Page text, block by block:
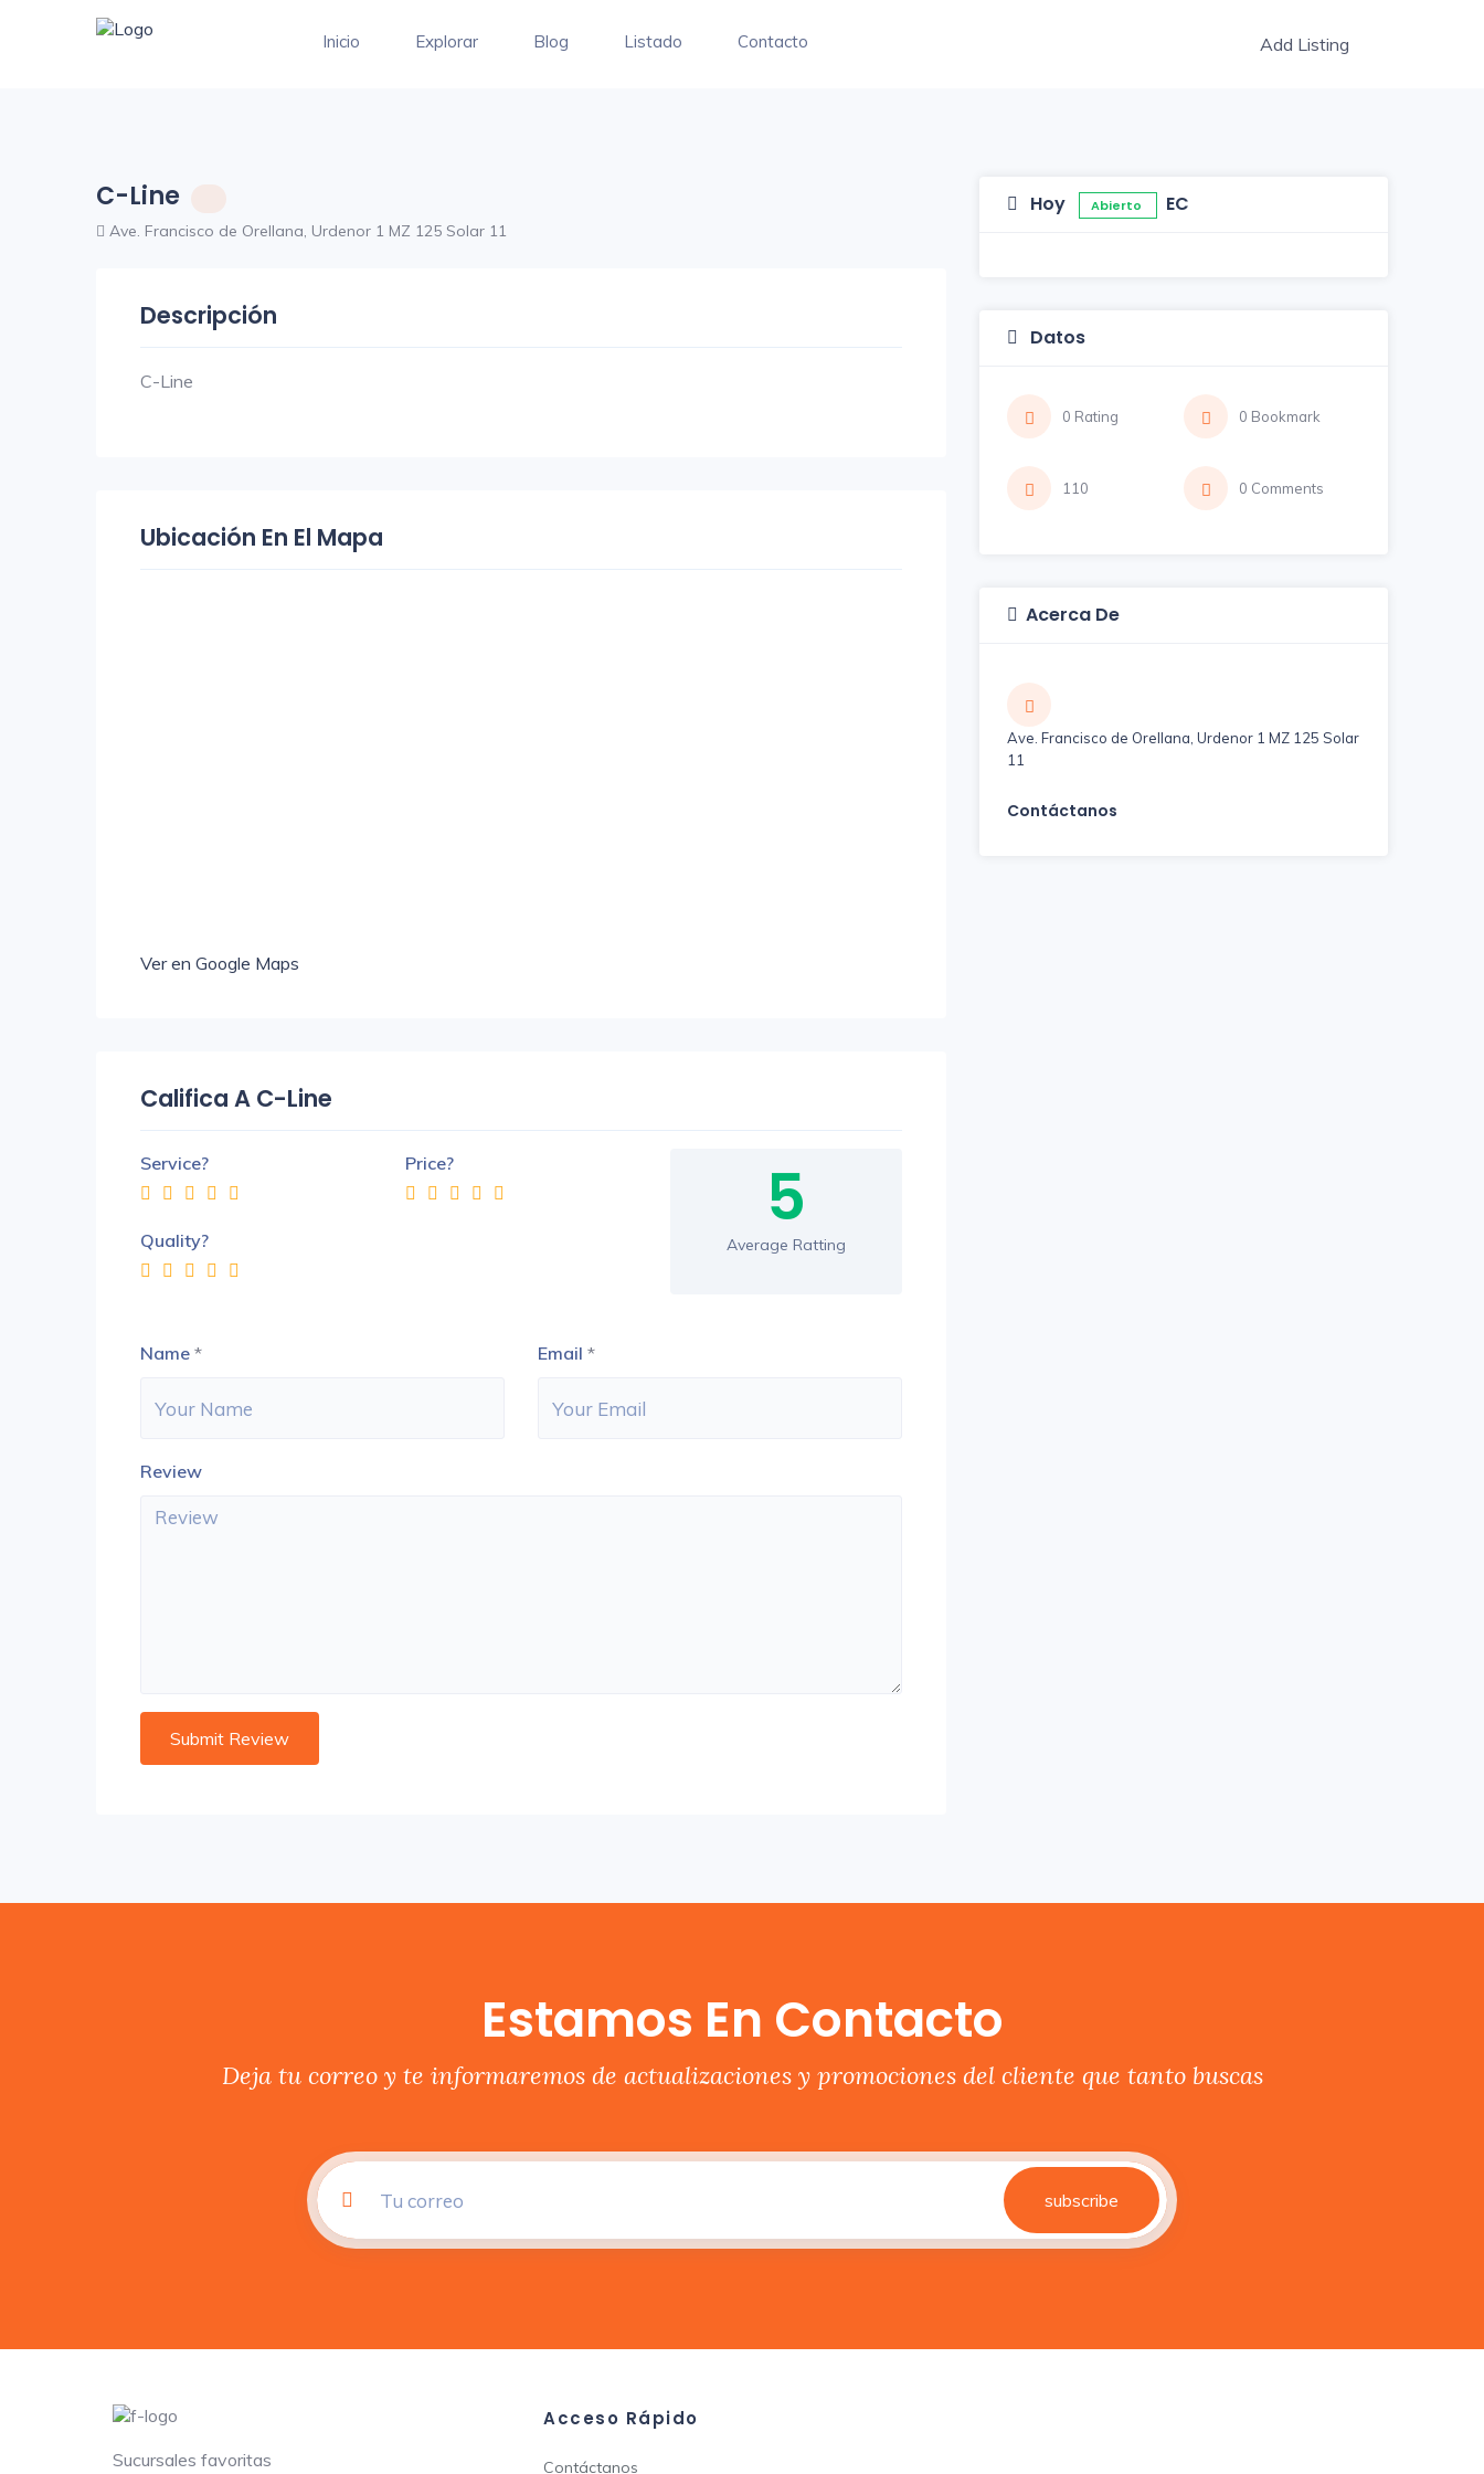
Add Listing
Inicio Explorar Blog Listado Contacto
C-Line
Ave. Francisco de Orellana, Urdenor 1 MZ 125 Solar 11
Descripción
C-Line
Ubicación En El Mapa
Ver en Google Maps
Califica A C-Line
Service? Price?
Quality? 5
Average Ratting
Name * Email *
Review
Hoy Abierto EC
Datos
0 Rating 0 Bookmark
110 0 Comments
Acerca De
Ave. Francisco de Orellana, Urdenor 1 MZ 125 Solar
11
Contáctanos
Estamos En Contacto
Deja tu correo y te informaremos de actualizaciones y promociones del cliente que tanto buscas
subscribe
Sucursales favoritas
Acceso Rápido
Contáctanos